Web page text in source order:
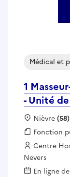
1
- Unité
Médical et
Localisation
Nièvre(58)
Fonction
Fonction
Employeur
Centre
Nevers
En ligne